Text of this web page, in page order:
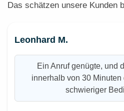
Das schätzen unsere Kunden
Leonhard M.
Ein Anruf genügte, und
innerhalb von 30 Minuten
schwieriger